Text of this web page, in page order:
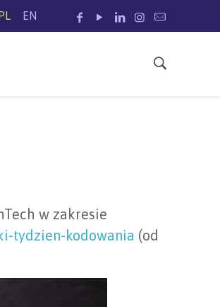
EN
w zakresie
tydzien-kodowania (od